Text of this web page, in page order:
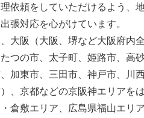
依頼をしていただけるよう、
張対応を心がけています。
大阪（大阪、堺など大阪府内
つの市、太子町、姫路市、高
加東市、三田市、神戸市、川
、京都などの京阪神エリアを
倉敷エリア、広島県福山エリ